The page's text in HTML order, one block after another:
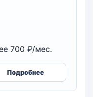
700 ₽/мес.
Подробнее